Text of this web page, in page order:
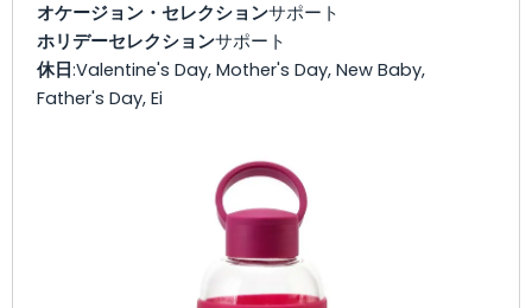
オケージョン・セレクションサポート
ホリデーセレクションサポート
休日:Valentine's Day, Mother's Day, New Baby,
Father's Day, Ei